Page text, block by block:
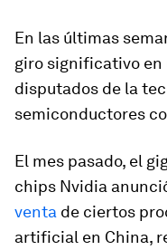
En las últimas
giro significativo en
disputados de la
semiconductores
El mes pasado, el
chips Nvidia
venta de ciertos
artificial en China,